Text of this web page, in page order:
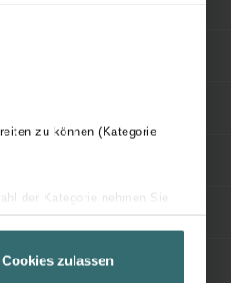
zu können (Kategorie
der Kategorie nehmen Sie
Informationen
über einen Link in der
Cookies zulassen
D